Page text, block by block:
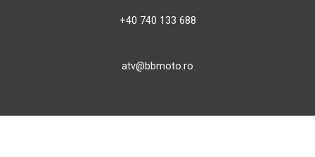
+40 740 133 688
atv@bbmoto.ro